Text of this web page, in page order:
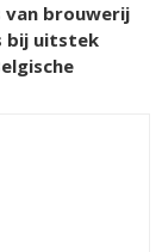
van brouwerij
bij uitstek